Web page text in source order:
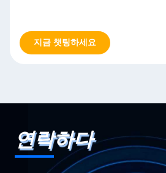
지금 챗팅하세요
연락하다